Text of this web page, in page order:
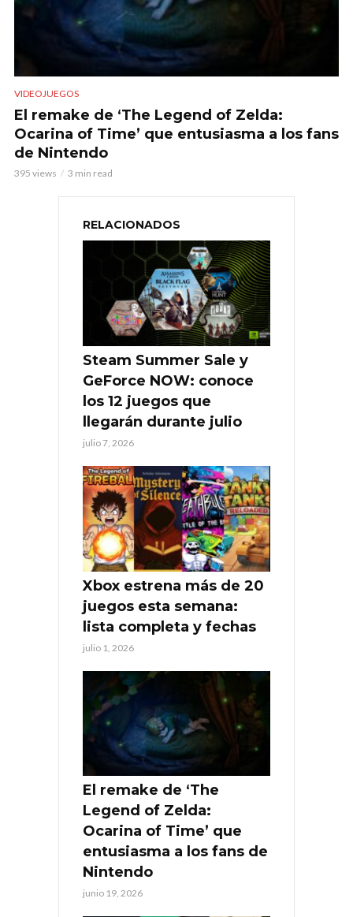
VIDEOJUEGOS
El remake de ‘The Legend of Zelda:
Ocarina of Time’ que entusiasma a los fans
de Nintendo
395 views 3 min read
RELACIONADOS
Steam Summer Sale y
GeForce NOW: conoce
los 12 juegos que
llegarán durante julio
julio 7, 2026
Xbox estrena más de 20
juegos esta semana:
lista completa y fechas
julio 1, 2026
El remake de ‘The
Legend of Zelda:
Ocarina of Time’ que
entusiasma a los fans de
Nintendo
junio 19, 2026